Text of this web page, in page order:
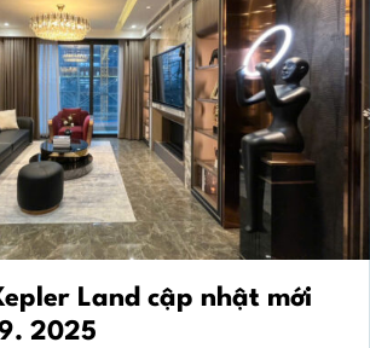
Land cập nhật mới
2025